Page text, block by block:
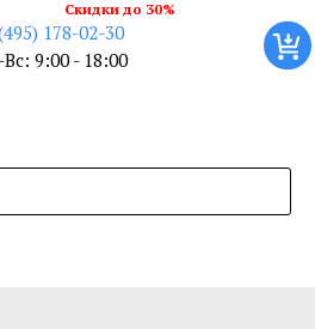
178-02-30
9:00 - 18:00
Скидки до 30%